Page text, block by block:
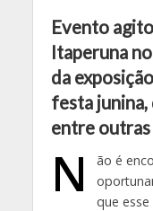
Evento
Itaperuna
da
festa
entre
N
ão é
que